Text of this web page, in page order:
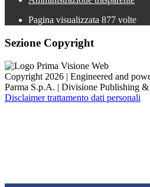
Pagina visualizzata 877 volte
Sezione Copyright
Copyright 2026 | Engineered and
Parma S.p.A. | Divisione Publishing
Disclaimer trattamento dati personali